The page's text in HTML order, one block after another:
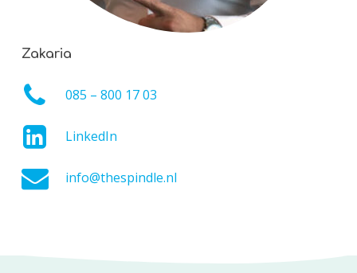
Zakaria
085 – 800 17 03
LinkedIn
info@thespindle.nl